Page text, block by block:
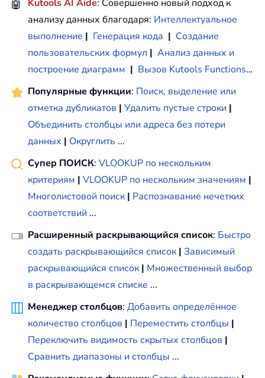
🤖 Kutools AI Aide: Совершенно новый подход к
анализу данных благодаря: Интеллектуальное
выполнение | Генерация кода | Создание
пользовательских формул | Анализ данных и
построение диаграмм | Вызов Kutools Functions…
Популярные функции: Поиск, выделение или
отметка дубликатов | Удалить пустые строки |
Объединить столбцы или адреса без потери
данных | Округлить ...
Супер ПОИСК: VLOOKUP по нескольким
критериям | VLOOKUP по нескольким значениям |
Многолистовой поиск | Распознавание нечетких
соответствий ...
Расширенный раскрывающийся список: Быстро
создать раскрывающийся список | Зависимый
раскрывающийся список | Множественный выбор
в раскрывающемся списке ...
Менеджер столбцов: Добавить определённое
количество столбцов | Переместить столбцы |
Переключить видимость скрытых столбцов |
Сравнить диапазоны и столбцы ...